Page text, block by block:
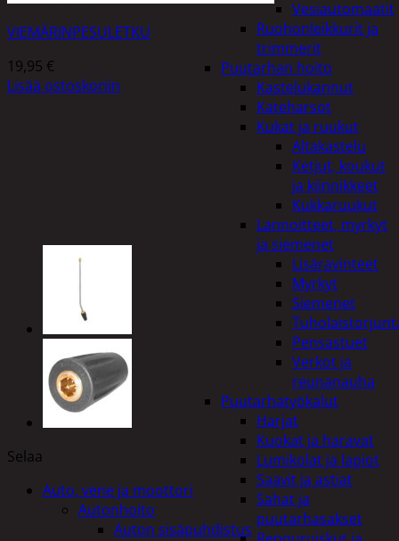
Vesiautomaatit
Ruohonleikkurit ja
trimmerit
Puutarhan hoito
Kastelukannut
Kateharsot
Kukat ja ruukut
Altakastelu
Ketjut, koukut
ja kiinnikkeet
Kukkaruukut
Lannoitteet, myrkyt
ja siemenet
Lisäravinteet
Myrkyt
Siemenet
Pensastuet
Verkot ja
reunanauha
Puutarhatyökalut
Harjat
Kuokat ja haravat
Lumikolat ja lapiot
Saavit ja astiat
Sahat ja
puutarhasakset
VIEMÄRINPESULETKU
19,95 €
Lisää ostoskoriin
Selaa
Auto, vene ja moottori
Autonhoito
Auton sisäpuhdistus